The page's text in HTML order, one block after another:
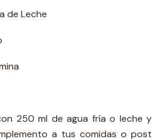
de Leche
250 ml de agua fría o leche y
a tus comidas o post